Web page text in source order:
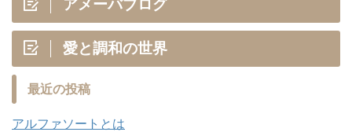
愛と調和の世界
最近の投稿
アルファソートとは